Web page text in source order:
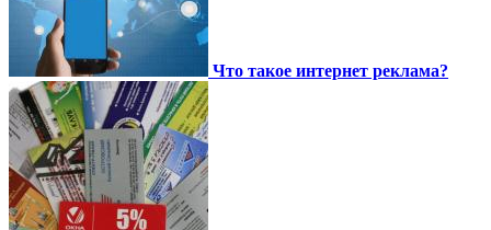
Что такое интернет реклама?